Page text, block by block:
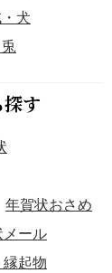
犬
す
年賀状おさめ
ール
起物